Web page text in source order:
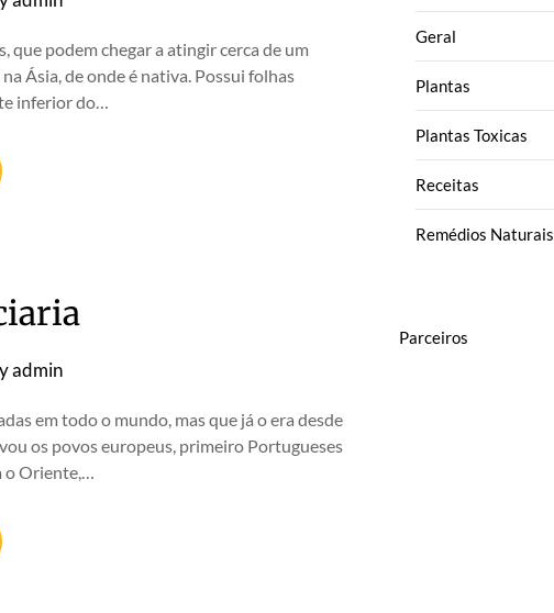
que podem chegar a atingir cerca de um
Ásia, de onde é nativa. Possui folhas
inferior do…
admin
em todo o mundo, mas que já o era desde
os povos europeus, primeiro Portugueses
o Oriente,…
Geral
Plantas
Plantas Toxicas
Receitas
Remédios Naturais
Parceiros